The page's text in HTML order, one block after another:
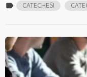
label CATECHESI